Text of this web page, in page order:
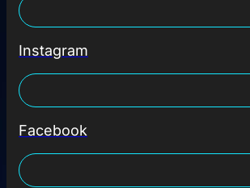
Instagram
Facebook